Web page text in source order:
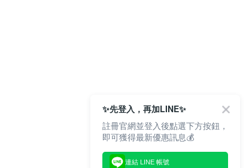
✨先登入，再加LINE✨
註冊官網並登入後點選下方按鈕，
即可獲得最新優惠訊息💰
連結 LINE 帳號